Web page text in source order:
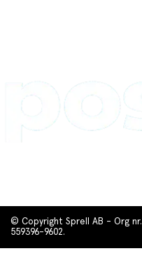
© Copyright Sprell AB - Org nr.
559396-9602.